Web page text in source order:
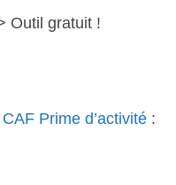
Outil gratuit !
Prime d’activité :